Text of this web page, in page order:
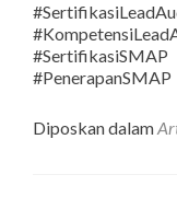
#PenerapanSMAP
Diposkan dalam